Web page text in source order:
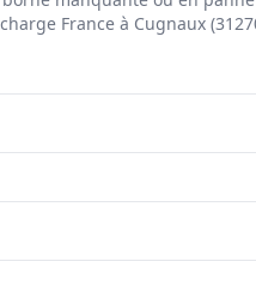
France à Cugnaux